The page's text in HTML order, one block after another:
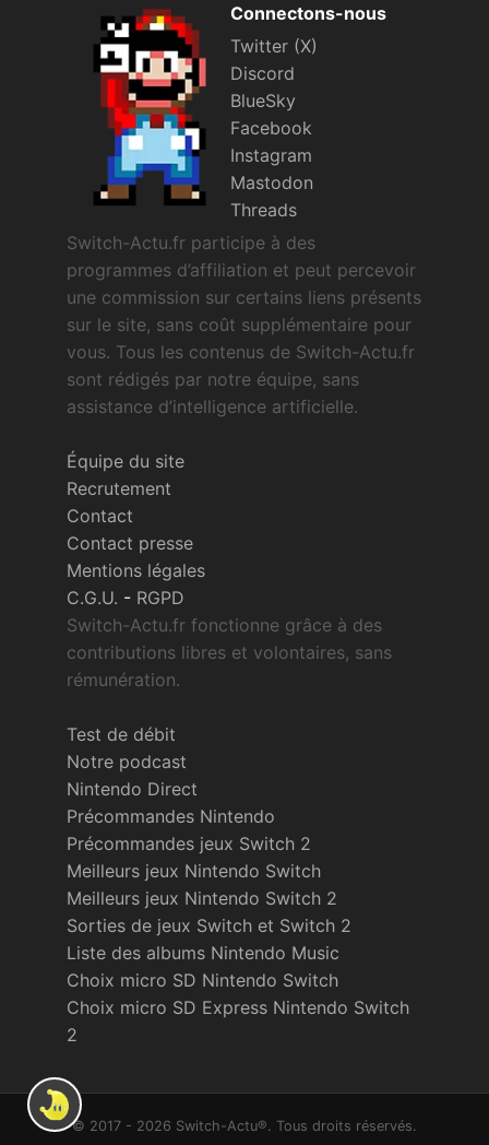
Connectons-nous
Twitter (X)
Discord
BlueSky
Facebook
Instagram
Mastodon
Threads
Switch-Actu.fr participe à des
programmes d’affiliation et peut percevoir
une commission sur certains liens présents
sur le site, sans coût supplémentaire pour
vous. Tous les contenus de Switch-Actu.fr
sont rédigés par notre équipe, sans
assistance d’intelligence artificielle.
Équipe du site
Recrutement
Contact
Contact presse
Mentions légales
C.G.U. - RGPD
Switch-Actu.fr fonctionne grâce à des
contributions libres et volontaires, sans
rémunération.
Test de débit
Notre podcast
Nintendo Direct
Précommandes Nintendo
Précommandes jeux Switch 2
Meilleurs jeux Nintendo Switch
Meilleurs jeux Nintendo Switch 2
Sorties de jeux Switch et Switch 2
Liste des albums Nintendo Music
Choix micro SD Nintendo Switch
Choix micro SD Express Nintendo Switch
2
© 2017 - 2026 Switch-Actu®. Tous droits réservés.